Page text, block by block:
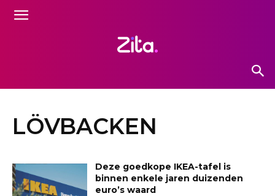
LÖVBACKEN
Deze goedkope IKEA-tafel is
binnen enkele jaren duizenden
euro’s waard